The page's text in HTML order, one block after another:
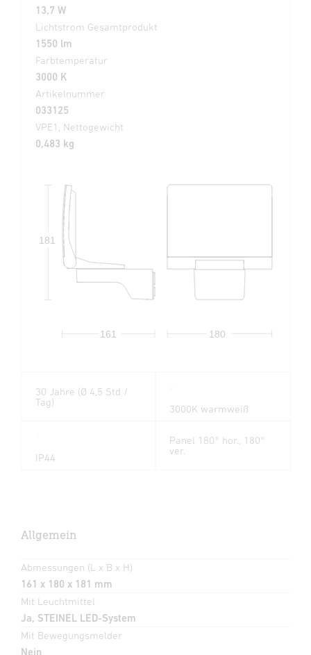
13,7 W
Lichtstrom Gesamtprodukt
1550 lm
Farbtemperatur
3000 K
Artikelnummer
033125
VPE1, Nettogewicht
0,483 kg
161 180
181
30 Jahre (Ø 4,5 Std /
Tag)
3000K warmweiß
IP44
Panel 180° hor., 180°
ver.
Allgemein
Abmessungen (L x B x H)
161 x 180 x 181 mm
Mit Leuchtmittel
Ja, STEINEL LED-System
Mit Bewegungsmelder
Nein